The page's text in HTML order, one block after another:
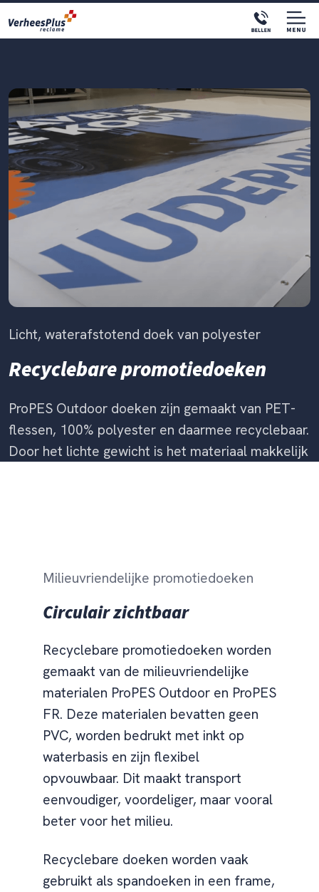
Licht, waterafstotend doek van polyester
Recyclebare promotiedoeken
ProPES Outdoor doeken zijn gemaakt van PET-
flessen, 100% polyester en daarmee recyclebaar.
Door het lichte gewicht is het materiaal makkelijk
Milieuvriendelijke promotiedoeken
Circulair zichtbaar
Recyclebare promotiedoeken worden
gemaakt van de milieuvriendelijke
materialen ProPES Outdoor en ProPES
FR. Deze materialen bevatten geen
PVC, worden bedrukt met inkt op
waterbasis en zijn flexibel
opvouwbaar. Dit maakt transport
eenvoudiger, voordeliger, maar vooral
beter voor het milieu.
Recyclebare doeken worden vaak
gebruikt als spandoeken in een frame,